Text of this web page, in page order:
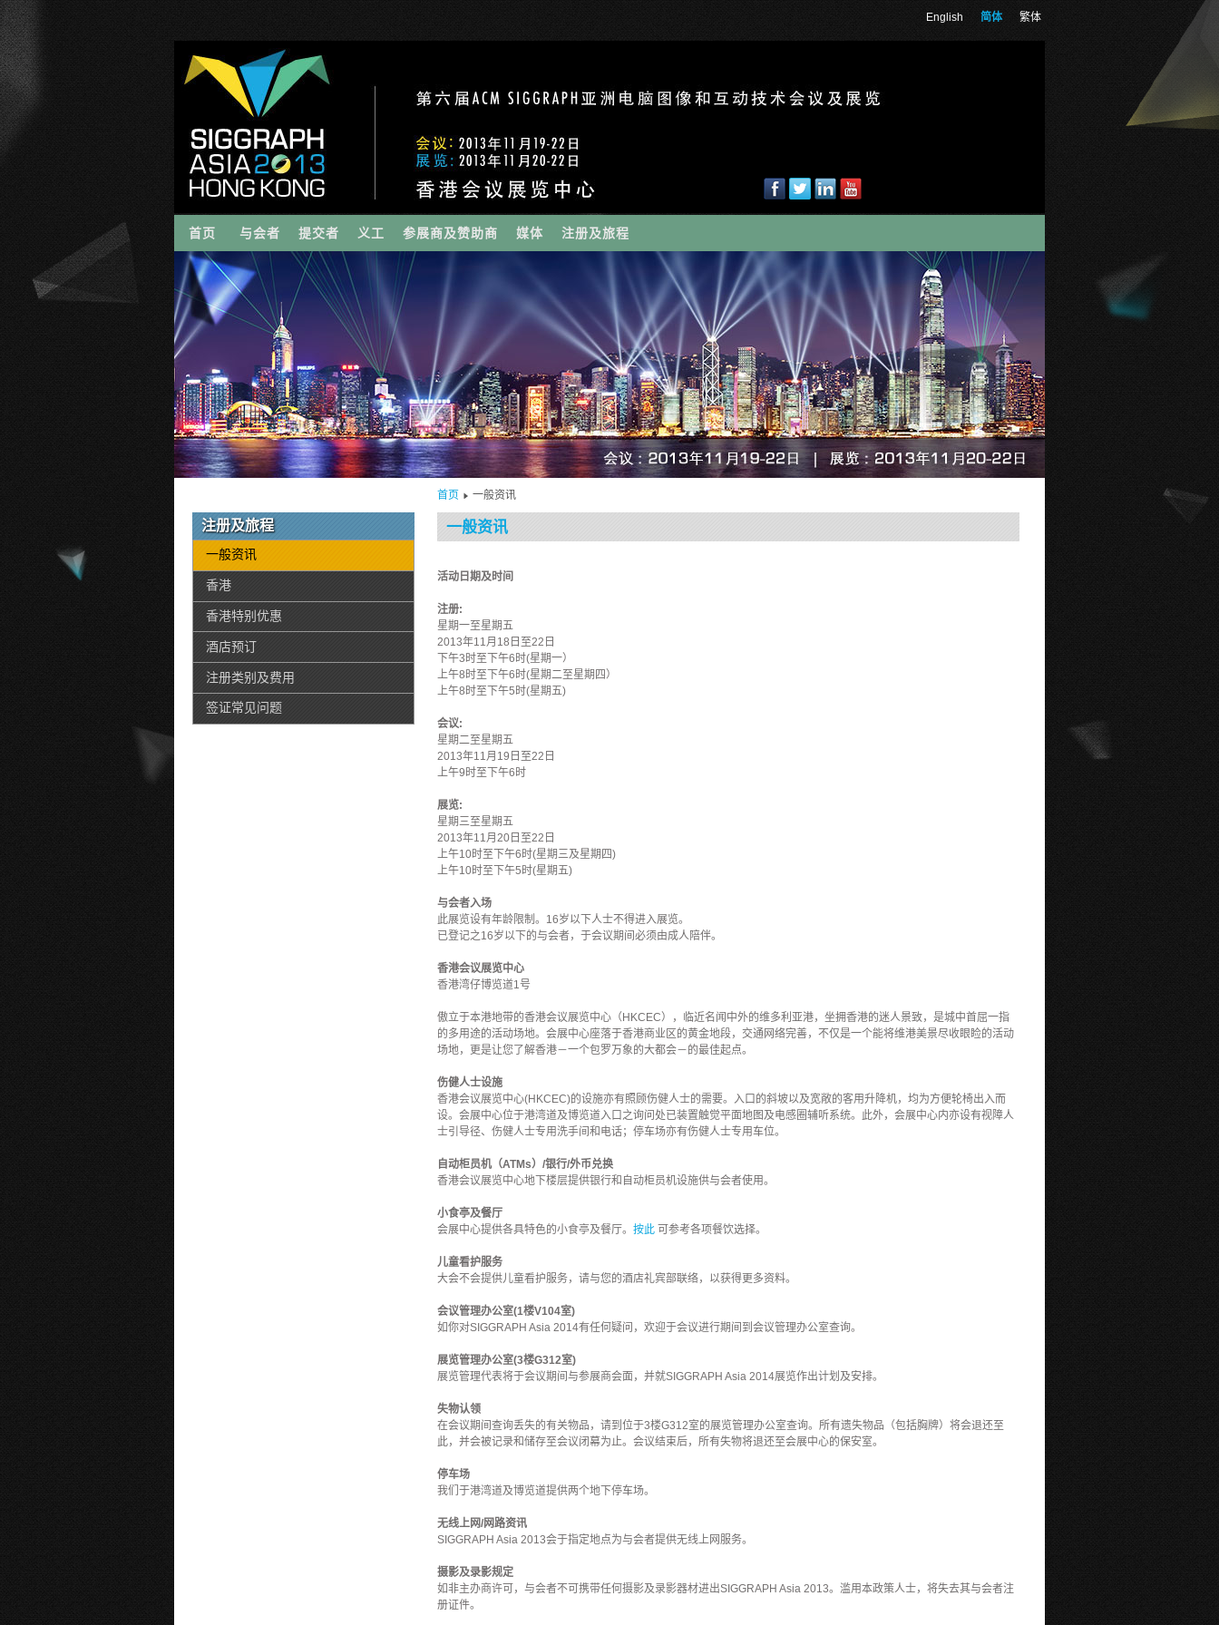
繁体
简体
English
首页 与会者 提交者 义工 参展商及赞助商 媒体 注册及旅程
首页 一般资讯
注册及旅程
一般资讯
香港
香港特别优惠
酒店预订
注册类别及费用
签证常见问题
一般资讯
活动日期及时间
注册:
星期一至星期五
2013年11月18日至22日
下午3时至下午6时(星期一）
上午8时至下午6时(星期二至星期四）
上午8时至下午5时(星期五)
会议:
星期二至星期五
2013年11月19日至22日
上午9时至下午6时
展览:
星期三至星期五
2013年11月20日至22日
上午10时至下午6时(星期三及星期四)
上午10时至下午5时(星期五)
与会者入场
此展览设有年龄限制。16岁以下人士不得进入展览。
已登记之16岁以下的与会者，于会议期间必须由成人陪伴。
香港会议展览中心
香港湾仔博览道1号
傲立于本港地带的香港会议展览中心（HKCEC），临近名闻中外的维多利亚港，坐拥香港的迷人景致，是城中首屈一指
的多用途的活动场地。会展中心座落于香港商业区的黄金地段，交通网络完善，不仅是一个能将维港美景尽收眼睑的活动
场地，更是让您了解香港－一个包罗万象的大都会－的最佳起点。
伤健人士设施
香港会议展览中心(HKCEC)的设施亦有照顾伤健人士的需要。入口的斜坡以及宽敞的客用升降机，均为方便轮椅出入而
设。会展中心位于港湾道及博览道入口之询问处已装置触觉平面地图及电感圈辅听系统。此外，会展中心内亦设有视障人
士引导径、伤健人士专用洗手间和电话；停车场亦有伤健人士专用车位。
自动柜员机（ATMs）/银行/外币兑换
香港会议展览中心地下楼层提供银行和自动柜员机设施供与会者使用。
小食亭及餐厅
会展中心提供各具特色的小食亭及餐厅。 按此 可参考各项餐饮选择。
儿童看护服务
大会不会提供儿童看护服务，请与您的酒店礼宾部联络，以获得更多资料。
会议管理办公室(1楼V104室)
如你对SIGGRAPH Asia 2014有任何疑问，欢迎于会议进行期间到会议管理办公室查询。
展览管理办公室(3楼G312室)
展览管理代表将于会议期间与参展商会面，并就SIGGRAPH Asia 2014展览作出计划及安排。
失物认领
在会议期间查询丢失的有关物品，请到位于3楼G312室的展览管理办公室查询。所有遗失物品（包括胸牌）将会退还至
此，并会被记录和储存至会议闭幕为止。会议结束后，所有失物将退还至会展中心的保安室。
停车场
我们于港湾道及博览道提供两个地下停车场。
无线上网/网路资讯
SIGGRAPH Asia 2013会于指定地点为与会者提供无线上网服务。
摄影及录影规定
如非主办商许可，与会者不可携带任何摄影及录影器材进出SIGGRAPH Asia 2013。滥用本政策人士，将失去其与会者注
册证件。